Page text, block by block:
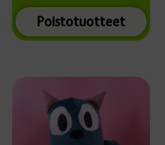
Poistotuotteet